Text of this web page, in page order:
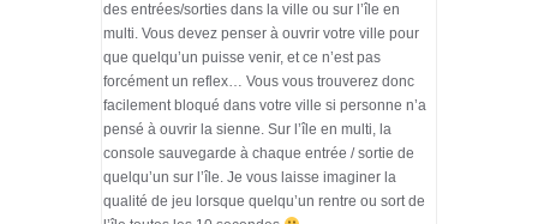
des entrées/sorties dans la ville ou sur l’île en
multi. Vous devez penser à ouvrir votre ville pour
que quelqu’un puisse venir, et ce n’est pas
forcément un reflex… Vous vous trouverez donc
facilement bloqué dans votre ville si personne n’a
pensé à ouvrir la sienne. Sur l’île en multi, la
console sauvegarde à chaque entrée / sortie de
quelqu’un sur l’île. Je vous laisse imaginer la
qualité de jeu lorsque quelqu’un rentre ou sort de